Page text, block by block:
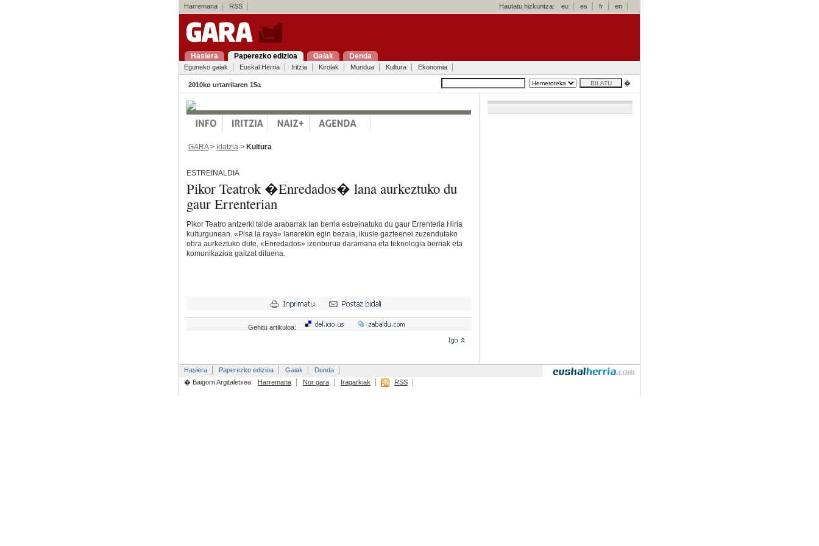
Harremana RSS Hautatu hizkuntza: eu es fr en
Hasiera Paperezko edizioa Gaiak Denda
Eguneko gaiak Euskal Herria Iritzia Kirolak Mundua Kultura Ekonomia
2010ko urtarrilaren 15a �
GARA> Idatzia > Kultura
ESTREINALDIA
Pikor Teatrok �Enredados� lana aurkeztuko du
gaur Errenterian
Pikor Teatro antzerki talde arabarrak lan berria estreinatuko du gaur Errenteria Hiria
kulturgunean. «Pisa la raya» lanarekin egin bezala, ikusle gazteenei zuzendutako
obra aurkeztuko dute, «Enredados» izenburua daramana eta teknologia berriak eta
komunikazioa gaitzat dituena.
Gehitu artikuloa:
Hasiera Paperezko edizioa Gaiak
Denda
� Baigorri Argitaletxea
Harremana Nor gara Iragarkiak RSS